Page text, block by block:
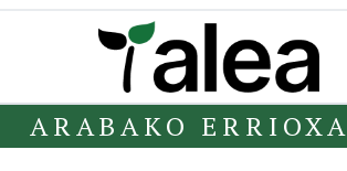
ARABAKO ERRIOXA